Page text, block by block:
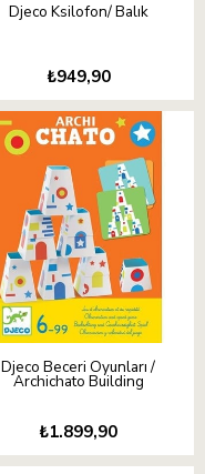
Djeco Ksilofon/ Balık
₺949,90
Djeco Beceri Oyunları /
Archichato Building
₺1.899,90